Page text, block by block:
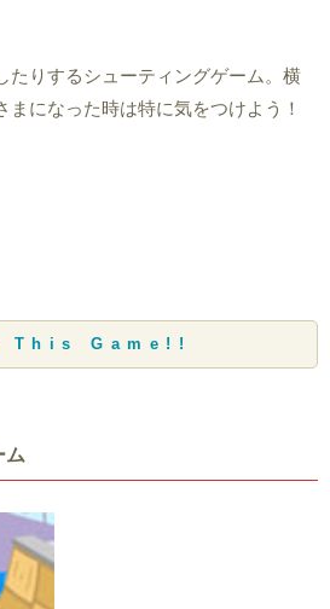
たりするシューティングゲーム。横
まになった時は特に気をつけよう！
This Game!!
ム